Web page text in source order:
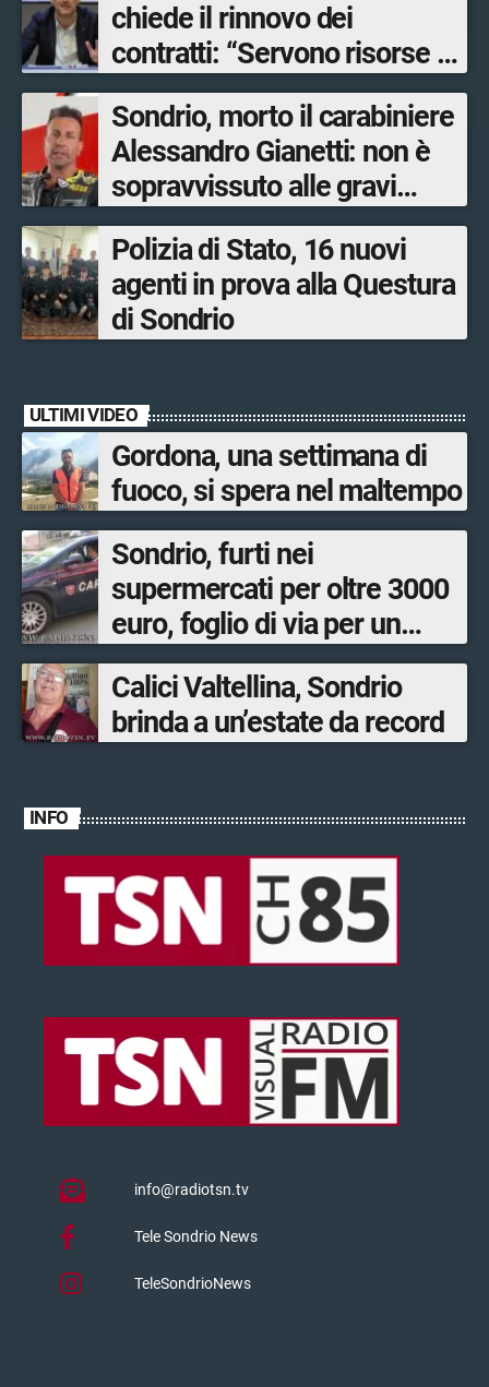
chiede il rinnovo dei
contratti: “Servono risorse e
salari adeguati”
Sondrio, morto il carabiniere
Alessandro Gianetti: non è
sopravvissuto alle gravi
ustioni
Polizia di Stato, 16 nuovi
agenti in prova alla Questura
di Sondrio
ULTIMI VIDEO
Gordona, una settimana di
fuoco, si spera nel maltempo
Sondrio, furti nei
supermercati per oltre 3000
euro, foglio di via per un
ventinovenne
Calici Valtellina, Sondrio
brinda a un’estate da record
INFO
info@radiotsn.tv
Tele Sondrio News
TeleSondrioNews